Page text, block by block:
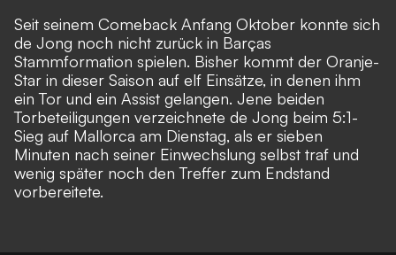
Seit seinem Comeback Anfang Oktober konnte sich
de Jong noch nicht zurück in Barças
Stammformation spielen. Bisher kommt der Oranje-
Star in dieser Saison auf elf Einsätze, in denen ihm
ein Tor und ein Assist gelangen. Jene beiden
Torbeteiligungen verzeichnete de Jong beim 5:1-
Sieg auf Mallorca am Dienstag, als er sieben
Minuten nach seiner Einwechslung selbst traf und
wenig später noch den Treffer zum Endstand
vorbereitete.